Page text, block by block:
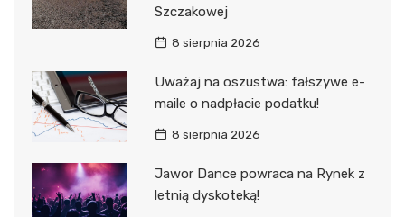
Szczakowej
8 sierpnia 2026
Uważaj na oszustwa: fałszywe e-
maile o nadpłacie podatku!
8 sierpnia 2026
Jawor Dance powraca na Rynek z
letnią dyskoteką!